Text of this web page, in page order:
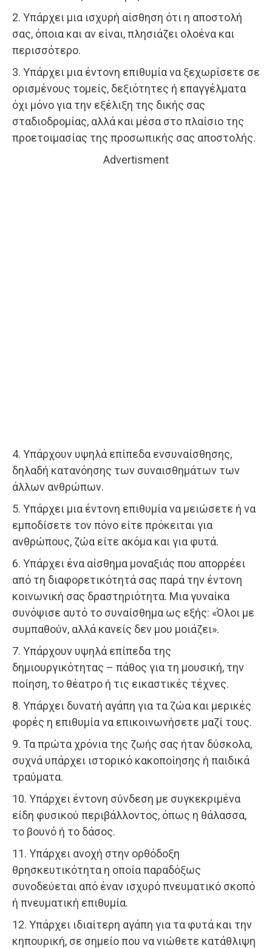
2. Υπάρχει μια ισχυρή αίσθηση ότι η αποστολή
σας, όποια και αν είναι, πλησιάζει ολοένα και
περισσότερο.
3. Υπάρχει μια έντονη επιθυμία να ξεχωρίσετε σε
ορισμένους τομείς, δεξιότητες ή επαγγέλματα
όχι μόνο για την εξέλιξη της δικής σας
σταδιοδρομίας, αλλά και μέσα στο πλαίσιο της
προετοιμασίας της προσωπικής σας αποστολής.
Advertisment
4. Υπάρχουν υψηλά επίπεδα ενσυναίσθησης,
δηλαδή κατανόησης των συναισθημάτων των
άλλων ανθρώπων.
5. Υπάρχει μια έντονη επιθυμία να μειώσετε ή να
εμποδίσετε τον πόνο είτε πρόκειται για
ανθρώπους, ζώα είτε ακόμα και για φυτά.
6. Υπάρχει ένα αίσθημα μοναξιάς που απορρέει
από τη διαφορετικότητά σας παρά την έντονη
κοινωνική σας δραστηριότητα. Μια γυναίκα
συνόψισε αυτό το συναίσθημα ως εξής: «Όλοι με
συμπαθούν, αλλά κανείς δεν μου μοιάζει».
7. Υπάρχουν υψηλά επίπεδα της
δημιουργικότητας – πάθος για τη μουσική, την
ποίηση, το θέατρο ή τις εικαστικές τέχνες.
8. Υπάρχει δυνατή αγάπη για τα ζώα και μερικές
φορές η επιθυμία να επικοινωνήσετε μαζί τους.
9. Τα πρώτα χρόνια της ζωής σας ήταν δύσκολα,
συχνά υπάρχει ιστορικό κακοποίησης ή παιδικά
τραύματα.
10. Υπάρχει έντονη σύνδεση με συγκεκριμένα
είδη φυσικού περιβάλλοντος, όπως η θάλασσα,
το βουνό ή το δάσος.
11. Υπάρχει ανοχή στην ορθόδοξη
θρησκευτικότητα η οποία παραδόξως
συνοδεύεται από έναν ισχυρό πνευματικό σκοπό
ή πνευματική επιθυμία.
12. Υπάρχει ιδιαίτερη αγάπη για τα φυτά και την
κηπουρική, σε σημείο που να νιώθετε κατάθλιψη